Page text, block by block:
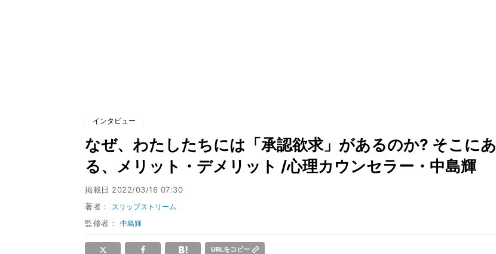
インタビュー
なぜ、わたしたちには「承認欲求」があるのか? そこにあ
る、メリット・デメリット /心理カウンセラー・中島輝
掲載日 2022/03/16 07:30
著者： スリップストリーム
監修者： 中島輝
URLをコピー